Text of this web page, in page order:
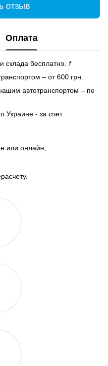
отзыв
Оплата
склада бесплатно. ґ
– от 600 грн.
автотранспортом – по
Украине - за счет
или онлайн;